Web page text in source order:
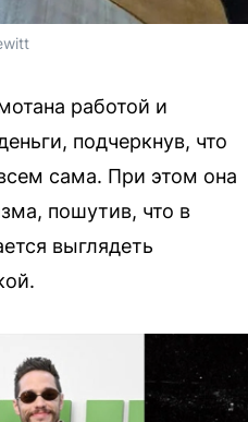
работой и
подчеркнув, что
сама. При этом она
пошутив, что в
выглядеть